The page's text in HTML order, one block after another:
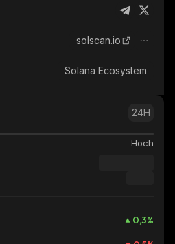
solscan.io
Solana Ecosystem
24H
Hoch
0,3%